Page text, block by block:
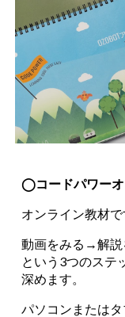
◯コードパワー
オンライン教材で
動画をみる→解説
という3つのステ
深めます。
パソコンまたはタ